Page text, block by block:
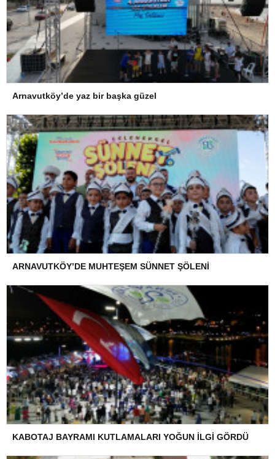
Arnavutköy’de yaz bir başka güzel
ARNAVUTKÖY’DE MUHTEŞEM SÜNNET ŞÖLENİ
KABOTAJ BAYRAMI KUTLAMALARI YOĞUN İLGİ GÖRDÜ